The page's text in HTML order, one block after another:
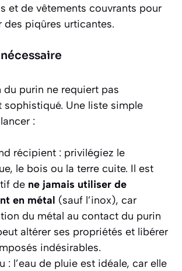
et de vêtements couvrants pour
des piqûres urticantes.
purin ne requiert pas
sophistiqué. Une liste simple
:
récipient : privilégiez le
le bois ou la terre cuite. Il est
de ne jamais utiliser de
en métal (sauf l’inox), car
du métal au contact du purin
altérer ses propriétés et libérer
indésirables.
: l’eau de pluie est idéale, car elle